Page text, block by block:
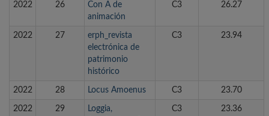
2022 26
Con A de
animación
C3 26.27
2022 27
erph_revista
electrónica de
patrimonio
histórico
C3 23.94
2022 28 Locus Amoenus C3 23.70
2022 29
Loggia,
C3 23.36